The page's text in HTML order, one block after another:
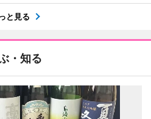
と見る
・知る